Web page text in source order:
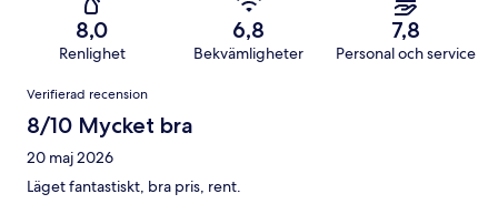
8,0
Renlighet
6,8
Bekvämligheter
7,8
Personal och service
Recensioner
Verifierad recension
8/10 Mycket bra
20 maj 2026
Läget fantastiskt, bra pris, rent.